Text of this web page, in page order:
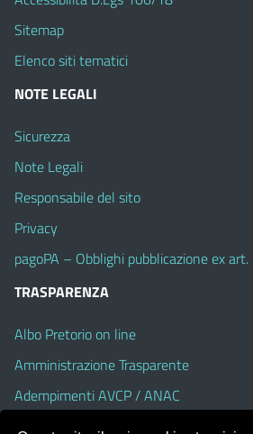
Sitemap
Elenco siti tematici
NOTE LEGALI
Sicurezza
Note Legali
Responsabile del sito
Privacy
pagoPA – Obblighi pubblicazione ex
TRASPARENZA
Albo Pretorio on line
Amministrazione Trasparente
Adempimenti AVCP / ANAC